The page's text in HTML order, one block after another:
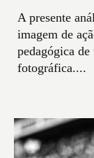
A presente
imagem de
pedagógica
fotográfica....